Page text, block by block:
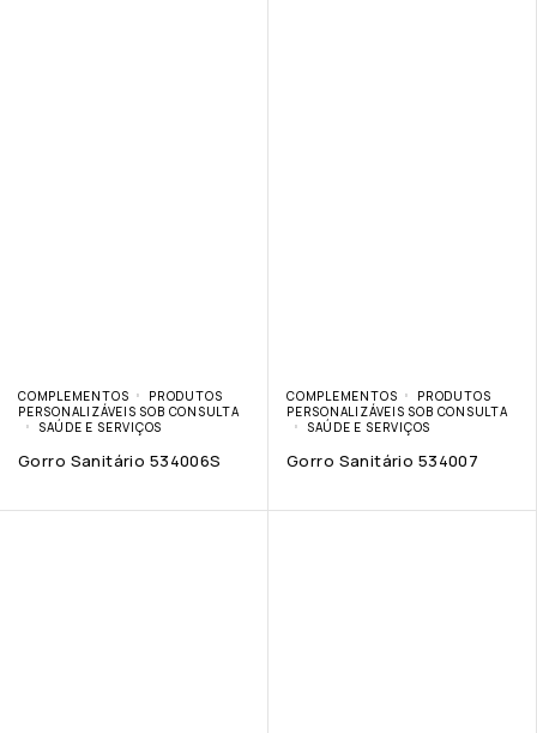
COMPLEMENTOS
PRODUTOS
PERSONALIZÁVEIS SOB CONSULTA
SAÚDE E SERVIÇOS
Gorro Sanitário 534006S
COMPLEMENTOS
PRODUTOS
PERSONALIZÁVEIS SOB CONSULTA
SAÚDE E SERVIÇOS
Gorro Sanitário 534007